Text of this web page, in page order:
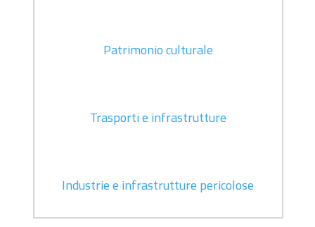
Patrimonio culturale
Trasporti e infrastrutture
Industrie e infrastrutture pericolose